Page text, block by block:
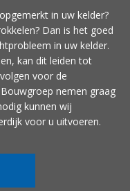
in uw kelder?
Dan is het goed
in uw kelder.
kan dit leiden tot
voor de
nemen graag
kunnen wij
voor u uitvoeren.